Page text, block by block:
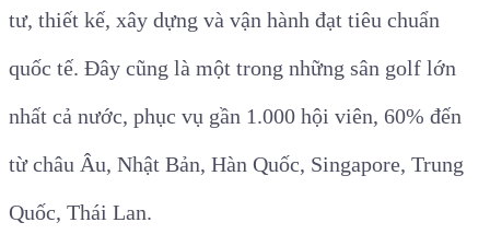
tư, thiết kế, xây dựng và vận hành đạt tiêu chuẩn
quốc tế. Đây cũng là một trong những sân golf lớn
nhất cả nước, phục vụ gần 1.000 hội viên, 60% đến
từ châu Âu, Nhật Bản, Hàn Quốc, Singapore, Trung
Quốc, Thái Lan.